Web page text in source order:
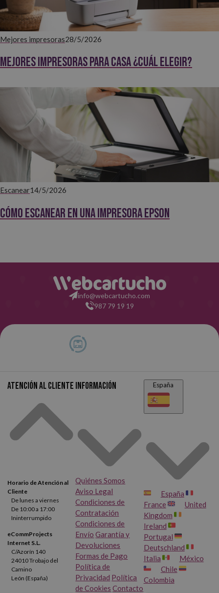
Mejores impresoras28/5/2026
Mejores impresoras para casa ¿Cuál elegir?
Escanear14/5/2026
Cómo escanear en una impresora Epson
info@webcartucho.com
987 79 19 19
Atención al cliente
Horario de Atención al
Cliente
De lunes a viernes
De 10:00 a 17:00
Ininterrumpido
eCommProjects
Internet S.L.
C/Azorín 140
24010 Trobajo del
Camino
León (España)
Información
Quiénes Somos
Aviso Legal
Condiciones de
Contratación
Condiciones de
Envío Garantía y
Devoluciones
Formas de Pago
Política de
Privacidad Política
de Cookies Contacto
España
España
France
United
Kingdom
Ireland
Portugal
Deutschland
Italia
México
Chile
Colombia